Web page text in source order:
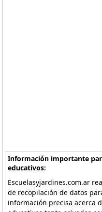
Información importante
educativos:
Escuelasyjardines.com.ar
de recopilación de datos
información precisa acerca